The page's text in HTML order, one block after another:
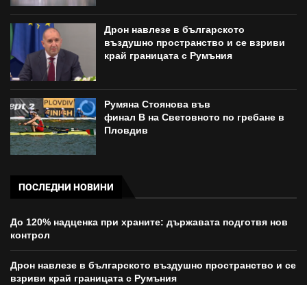
Дрон навлезе в българското
въздушно пространство и се взриви
край границата с Румъния
Румяна Стоянова във
финал B на Световното по гребане в
Пловдив
ПОСЛЕДНИ НОВИНИ
До 120% надценка при храните: държавата подготвя нов
контрол
Дрон навлезе в българското въздушно пространство и се
взриви край границата с Румъния